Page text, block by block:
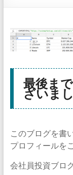
最後ま
ざいま
このブログを書
プロフィールを
会社員投資ブロ